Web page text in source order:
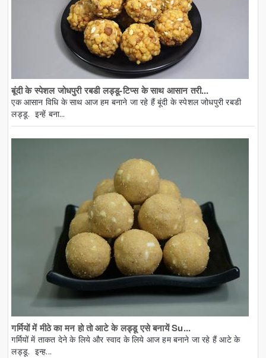
बूंदी के स्पेशल जोधपुरी रबडी लड्डू-टिप्स के साथ आसान तरी...
एक आसान विधि के साथ आज हम बनाने जा रहे हैं बूंदी के स्पेशल जोधपुरी रबडी
लड्डू. इन्हें बना...
गर्मियों में मीठे का मन हो तो आटे के लड्डू एसे बनायें Su...
गर्मियों में ताकत देने के लिये और स्वाद के लिये आज हम बनाने जा रहे हैं आटे के
लड्डू. इन्ह...